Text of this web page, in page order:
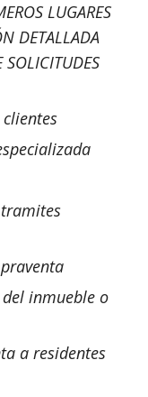
LUGARES
DETALLADA
inmueble o
a residentes